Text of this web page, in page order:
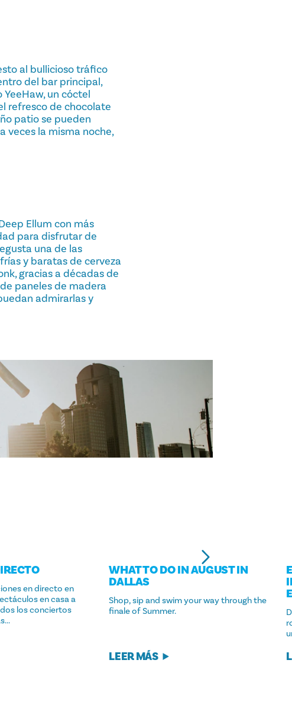
al bullicioso tráfico
del bar principal,
un cóctel
refresco de chocolate
patio se pueden
veces la misma noche,
Ellum con más
para disfrutar de
una de las
y baratas de cerveza
gracias a décadas de
paneles de madera
admirarlas y
en directo en
en casa a
los conciertos
WHAT TO DO IN AUGUST IN
DALLAS
Shop, sip and swim your way through the
finale of Summer.
LEER MÁS